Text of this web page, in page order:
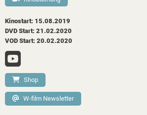
Kinostart: 15.08.2019
DVD Start: 21.02.2020
VOD Start: 20.02.2020
Shop
W-film Newsletter